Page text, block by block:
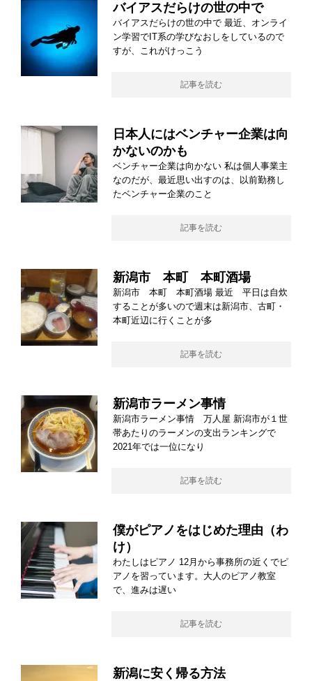
バイアスだらけの世の中で
バイアスだらけの世の中で 最近、オンライ
ン学習でIT系の学びなおしをしているので
すが、これがけっこう
記事を読む
日本人にはベンチャー企業は向
かないのかも
ベンチャー企業は向かない 私は個人事業主
なのだが、最近思い出すのは、以前勤務し
たベンチャー企業のこと
記事を読む
新潟市 本町 本町酒場
新潟市 本町 本町酒場 最近 平日は自炊
することが多いので週末は新潟市、古町・
本町近辺に行くことが多
記事を読む
新潟市ラーメン事情
新潟市ラーメン事情 万人屋 新潟市が１世
帯あたりのラーメンの支出ランキングで
2021年では一位になり
記事を読む
僕がピアノをはじめた理由（わ
け）
わたしはピアノ 12月から事務所の近くでピ
アノを習っています。大人のピアノ教室
で、進みは遅い
記事を読む
新潟に安く帰る方法